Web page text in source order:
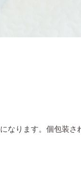
なります。個包装